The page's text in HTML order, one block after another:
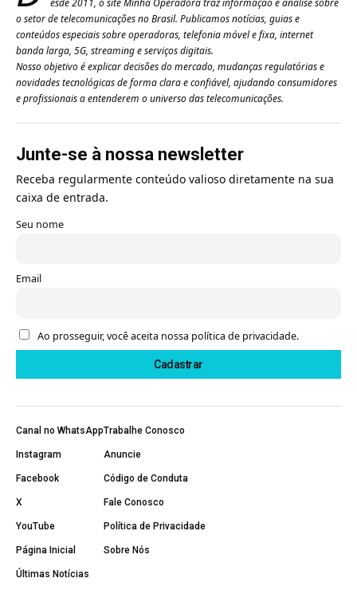
o setor de telecomunicações no Brasil. Publicamos notícias, guias e
conteúdos especiais sobre operadoras, telefonia móvel e fixa, internet
banda larga, 5G, streaming e serviços digitais.
Nosso objetivo é explicar decisões do mercado, mudanças regulatórias e
novidades tecnológicas de forma clara e confiável, ajudando consumidores
e profissionais a entenderem o universo das telecomunicações.
Junte-se à nossa newsletter
Receba regularmente conteúdo valioso diretamente na sua
caixa de entrada.
Seu nome
Email
Ao prosseguir, você aceita nossa política de privacidade.
Canal no WhatsApp
Instagram
Facebook
X
YouTube
Página Inicial
Últimas Notícias
Trabalhe Conosco
Anuncie
Código de Conduta
Fale Conosco
Política de Privacidade
Sobre Nós